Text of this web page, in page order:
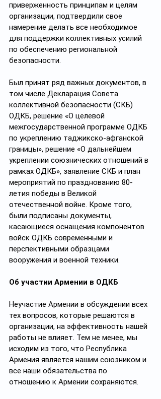
приверженность принципам и целям
организации, подтвердили свое
намерение делать все необходимое
для поддержки коллективных усилий
по обеспечению региональной
безопасности.
Был принят ряд важных документов, в
том числе Декларация Совета
коллективной безопасности (СКБ)
ОДКБ, решение «О целевой
межгосударственной программе ОДКБ
по укреплению таджикско-афганской
границы», решение «О дальнейшем
укреплении союзнических отношений в
рамках ОДКБ», заявление СКБ и план
мероприятий по празднованию 80-
летия победы в Великой
отечественной войне. Кроме того,
были подписаны документы,
касающиеся оснащения компонентов
войск ОДКБ современными и
перспективными образцами
вооружения и военной техники.
Об участии Армении в ОДКБ
Неучастие Армении в обсуждении всех
тех вопросов, которые решаются в
организации, на эффективность нашей
работы не влияет. Тем не менее, мы
исходим из того, что Республика
Армения является нашим союзником и
все наши обязательства по
отношению к Армении сохраняются.